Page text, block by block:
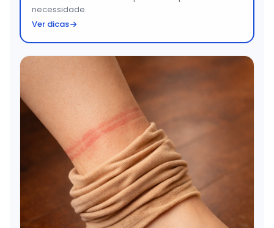
necessidade.
Ver dicas